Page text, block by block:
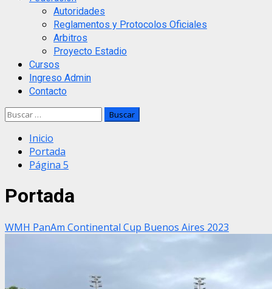
Autoridades
Reglamentos y Protocolos Oficiales
Arbitros
Proyecto Estadio
Cursos
Ingreso Admin
Contacto
Buscar:
Inicio
Portada
Página 5
Portada
WMH PanAm Continental Cup Buenos Aires 2023